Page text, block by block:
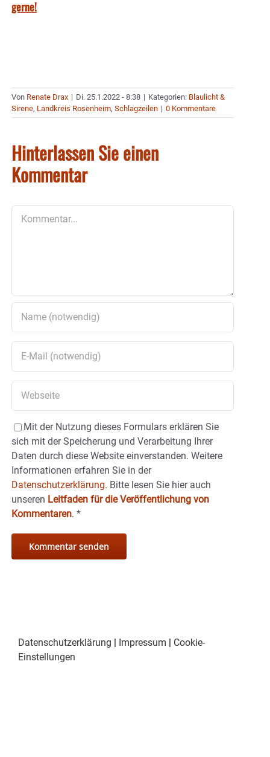
gerne!
Von Renate Drax | Di. 25.1.2022 - 8:38 | Kategorien: Blaulicht &
Sirene, Landkreis Rosenheim, Schlagzeilen | 0 Kommentare
Hinterlassen Sie einen
Kommentar
Mit der Nutzung dieses Formulars erklären Sie
sich mit der Speicherung und Verarbeitung Ihrer
Daten durch diese Website einverstanden. Weitere
Informationen erfahren Sie in der
Datenschutzerklärung. Bitte lesen Sie hier auch
unseren Leitfaden für die Veröffentlichung von
Kommentaren. *
Datenschutzerklärung | Impressum | Cookie-
Einstellungen